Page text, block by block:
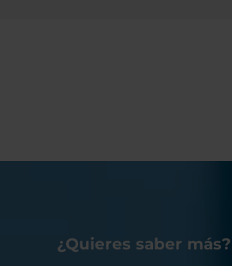
¿Quieres saber más?